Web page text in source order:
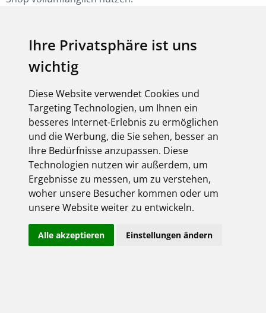
Ihre Privatsphäre ist uns
wichtig
Diese Website verwendet Cookies und
Targeting Technologien, um Ihnen ein
besseres Internet-Erlebnis zu ermöglichen
und die Werbung, die Sie sehen, besser an
Ihre Bedürfnisse anzupassen. Diese
Technologien nutzen wir außerdem, um
Ergebnisse zu messen, um zu verstehen,
woher unsere Besucher kommen oder um
unsere Website weiter zu entwickeln.
Alle akzeptieren Einstellungen ändern
Anschrift
Firmenname*
Zusatz
Straße*